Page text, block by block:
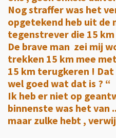
Nog straffer was het
opgetekend heb uit de
tegenstrever die 15
De brave man zei mij
trekken 15 km mee
15 km terugkeren !
wel goed wat dat is ? “
Ik heb er niet op
binnenste was het van
maar zulke hebt ,